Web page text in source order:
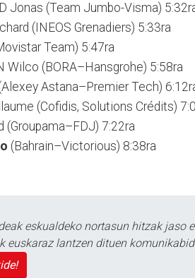
Jonas (Team Jumbo-Visma)
(INEOS Grenadiers) 5:33ra
Team) 5:47ra
Wilco (BORA–Hansgrohe) 5:58ra
Astana–Premier Tech)
(Cofidis, Solutions Crédits)
(Groupama–FDJ) 7:22ra
(Bahrain–Victorious) 8:38ra
eskualdeko nortasun hitzak jaso
euskaraz lantzen dituen